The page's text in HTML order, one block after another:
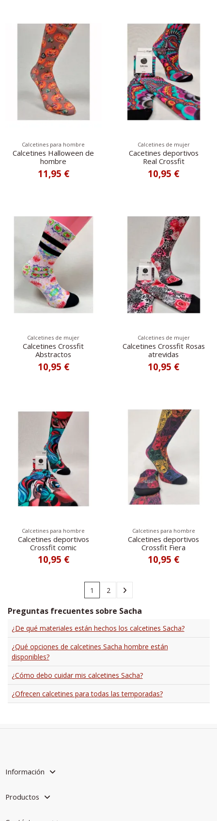
Calcetines para hombre
Calcetines Halloween de
hombre
11,95 €
Calcetines de mujer
Cacetines deportivos
Real Crossfit
10,95 €
Calcetines de mujer
Calcetines Crossfit
Abstractos
10,95 €
Calcetines de mujer
Calcetines Crossfit Rosas
atrevidas
10,95 €
Calcetines para hombre
Calcetines deportivos
Crossfit comic
10,95 €
Calcetines para hombre
Calcetines deportivos
Crossfit Fiera
10,95 €
1 2
Preguntas frecuentes sobre Sacha
¿De qué materiales están hechos los calcetines Sacha?
¿Qué opciones de calcetines Sacha hombre están
disponibles?
¿Cómo debo cuidar mis calcetines Sacha?
¿Ofrecen calcetines para todas las temporadas?
Información
Productos